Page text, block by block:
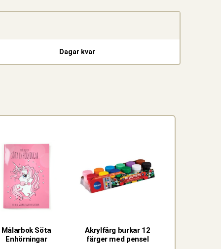
Dagar kvar
Målarbok Söta
Enhörningar
Akrylfärg burkar 12
färger med pensel